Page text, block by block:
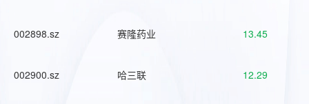
002898.sz 赛隆药业 13.45
002900.sz 哈三联 12.29